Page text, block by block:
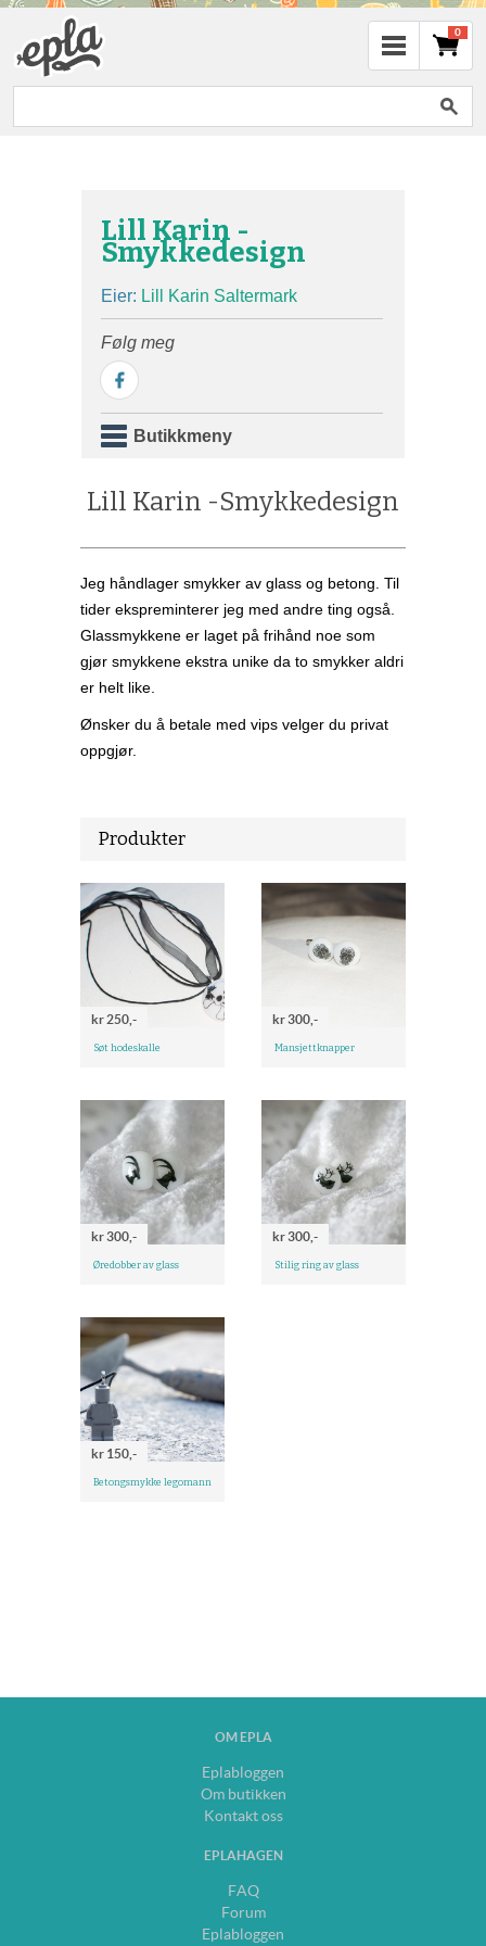
0
Lill Karin -
Smykkedesign
Eier: Lill Karin Saltermark
Følg meg
Butikkmeny
Lill Karin -Smykkedesign
Jeg håndlager smykker av glass og betong. Til
tider ekspreminterer jeg med andre ting også.
Glassmykkene er laget på frihånd noe som
gjør smykkene ekstra unike da to smykker aldri
er helt like.
Ønsker du å betale med vips velger du privat
oppgjør.
Produkter
kr 250,-
Søt hodeskalle
kr 300,-
Mansjettknapper
kr 300,-
Øredobber av glass
kr 300,-
Stilig ring av glass
kr 150,-
Betongsmykke legomann
OM EPLA
Eplabloggen
Om butikken
Kontakt oss
EPLAHAGEN
FAQ
Forum
Eplabloggen